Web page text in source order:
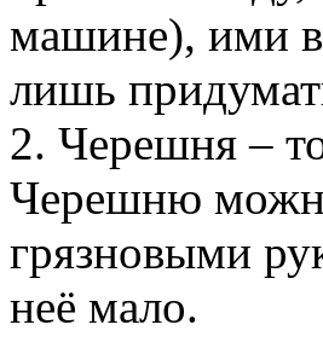
машине), ими
лишь
2. Черешня –
Черешню
грязновыми
неё мало.